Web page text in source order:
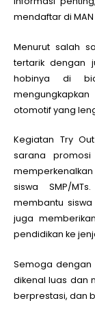
mendaftar di MAN
Menurut salah
tertarik dengan
hobinya di
otomotif yang
Kegiatan Try
sarana
siswa SMP/
membantu
juga
pendidikan ke
Semoga dengan
dikenal luas dan
berprestasi, dan